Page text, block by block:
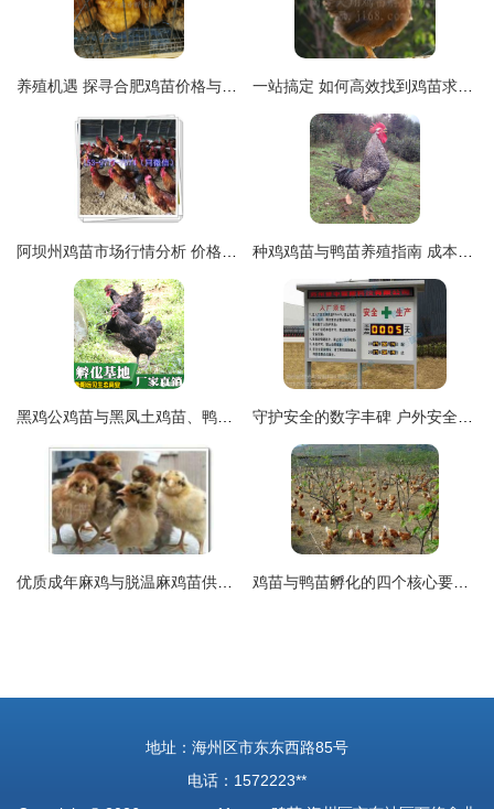
地址：海州区市东东西路85号
电话：1572223**